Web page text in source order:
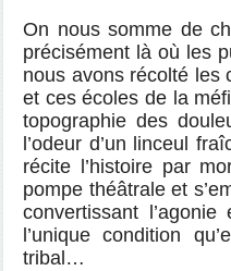
On nous somme de
précisément là où les
nous avons récolté les
et ces écoles de la
topographie des
l’odeur d’un linceul
récite l’histoire par
pompe théâtrale et
convertissant
l’unique condition
tribal…